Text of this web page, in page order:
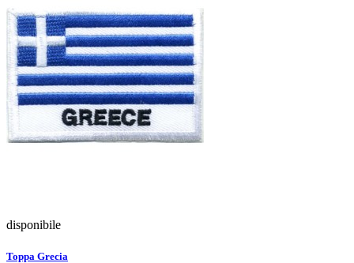
disponibile
Toppa Grecia